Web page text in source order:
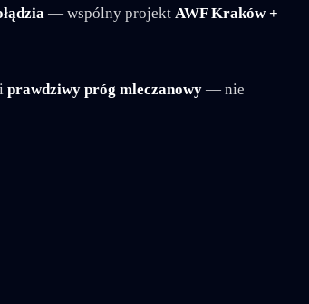
— wspólny projekt AWF Kraków +
prawdziwy próg mleczanowy — nie